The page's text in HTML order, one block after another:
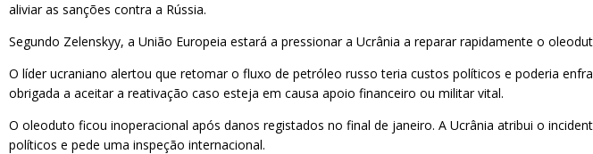
aliviar as sanções contra a Rússia.
Segundo Zelenskyy, a União Europeia estará a pressionar a Ucrânia a reparar rapidamente o
O líder ucraniano alertou que retomar o fluxo de petróleo russo teria custos políticos e poderia
obrigada a aceitar a reativação caso esteja em causa apoio financeiro ou militar vital.
O oleoduto ficou inoperacional após danos registados no final de janeiro. A Ucrânia atribui o
políticos e pede uma inspeção internacional.